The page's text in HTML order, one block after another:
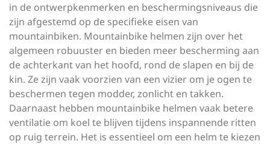
in de ontwerpkenmerken en beschermingsniveaus die
zijn afgestemd op de specifieke eisen van
mountainbiken. Mountainbike helmen zijn over het
algemeen robuuster en bieden meer bescherming aan
de achterkant van het hoofd, rond de slapen en bij de
kin. Ze zijn vaak voorzien van een vizier om je ogen te
beschermen tegen modder, zonlicht en takken.
Daarnaast hebben mountainbike helmen vaak betere
ventilatie om koel te blijven tijdens inspannende ritten
op ruig terrein. Het is essentieel om een helm te kiezen